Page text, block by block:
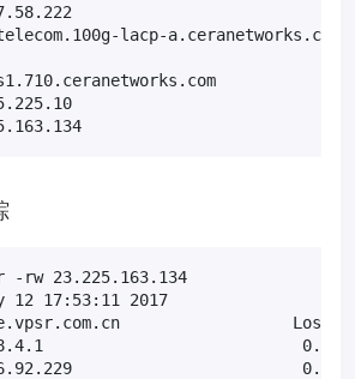
lacp-
-rw 23.225.163.134
17:53:11 2017
Loss%
0.0%
0.0%